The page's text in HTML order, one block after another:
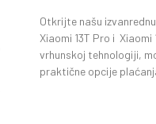
Otkrijte našu
Xiaomi 13T Pro i
vrhunskoj tehnologiji,
praktične opcije